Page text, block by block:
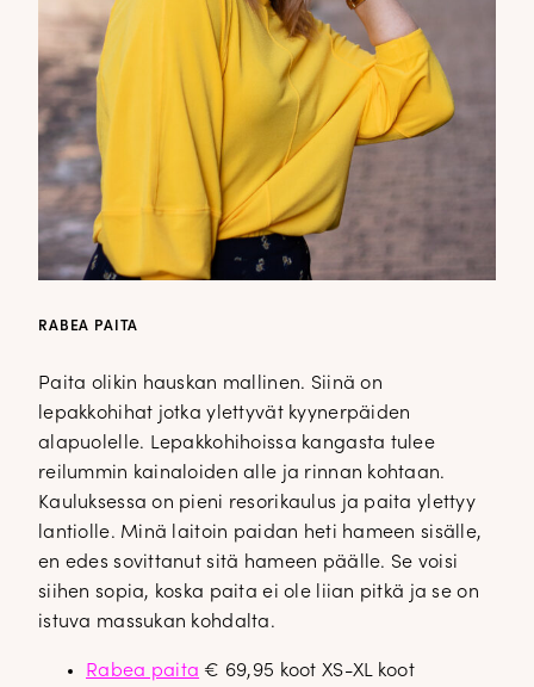
RABEA PAITA
Paita olikin hauskan mallinen. Siinä on
lepakkohihat jotka ylettyvät kyynerpäiden
alapuolelle. Lepakkohihoissa kangasta tulee
reilummin kainaloiden alle ja rinnan kohtaan.
Kauluksessa on pieni resorikaulus ja paita ylettyy
lantiolle. Minä laitoin paidan heti hameen sisälle,
en edes sovittanut sitä hameen päälle. Se voisi
siihen sopia, koska paita ei ole liian pitkä ja se on
istuva massukan kohdalta.
Rabea paita € 69,95 koot XS-XL koot